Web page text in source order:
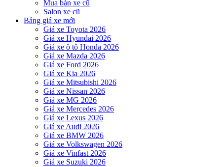
Mua bán xe cũ
Salon xe cũ
Bảng giá xe mới
Giá xe Toyota 2026
Giá xe Hyundai 2026
Giá xe ô tô Honda 2026
Giá xe Mazda 2026
Giá xe Ford 2026
Giá xe Kia 2026
Giá xe Mitsubishi 2026
Giá xe Nissan 2026
Giá xe MG 2026
Giá xe Mercedes 2026
Giá xe Lexus 2026
Giá xe Audi 2026
Giá xe BMW 2026
Giá xe Volkswagen 2026
Giá xe Vinfast 2026
Giá xe Suzuki 2026